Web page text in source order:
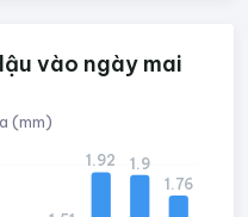
vào ngày mai
(mm)
1.92
1.9
1.76